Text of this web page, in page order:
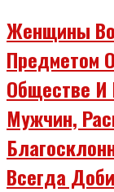
Женщины
Предметом
Обществе И
Мужчин,
Всегда